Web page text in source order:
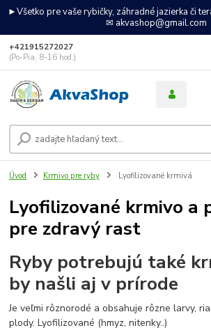
►Všetko pre vaše rybičky, záhradné jazierka či
✉ akvashop@gmail.com
+421915272027
(Po-Pia, 8-16 hod.)
Úvod Krmivo pre ryby Lyofilizované krmivá
Lyofilizované krmivo a
pre zdravý rast
Ryby potrebujú také
by našli aj v prírode
Je veľmi rôznorodé a obsahuje rôzne larvy,
plody. Lyofilizované (hmyz, nitenky..)